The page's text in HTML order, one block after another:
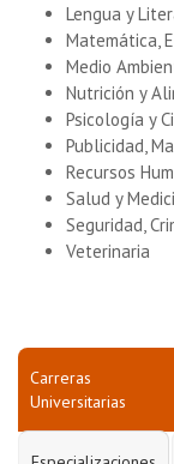
Lengua y
Matemática,
Medio
Nutrición y
Psicología y
Publicidad,
Recursos
Salud y
Seguridad,
Veterinaria
Carreras
Universitarias